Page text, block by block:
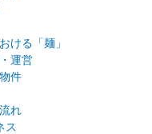
ける「麺」
運営
件
れ
ス